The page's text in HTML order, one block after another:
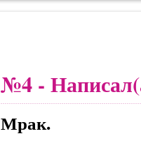
№4 -
Мрак.